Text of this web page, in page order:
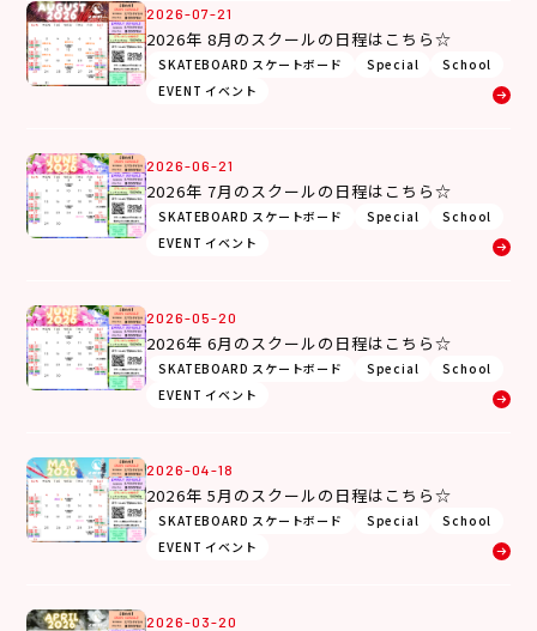
2026-07-21
2026年 8月のスクールの日程はこちら☆
SKATEBOARD スケートボード Special
School
EVENT イベント
2026-06-21
2026年 7月のスクールの日程はこちら☆
SKATEBOARD スケートボード Special
School
EVENT イベント
2026-05-20
2026年 6月のスクールの日程はこちら☆
SKATEBOARD スケートボード Special
School
EVENT イベント
2026-04-18
2026年 5月のスクールの日程はこちら☆
SKATEBOARD スケートボード Special
School
EVENT イベント
2026-03-20